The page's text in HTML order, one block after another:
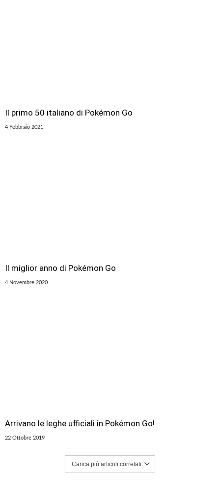
Il primo 50 italiano di Pokémon Go
4 Febbraio 2021
Il miglior anno di Pokémon Go
4 Novembre 2020
Arrivano le leghe ufficiali in Pokémon Go!
22 Ottobre 2019
Carica più articoli correlati